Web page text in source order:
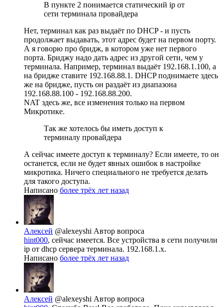
В пункте 2 понимается статический ip от
сети терминала провайдера
Нет, терминал как раз выдаёт по DHCP - и пусть
продолжает выдавать, этот адрес будет на первом порту.
А я говорю про бридж, в котором уже нет первого
порта. Бриджу надо дать адрес из другой сети, чем у
терминала. Например, терминал выдаёт 192.168.1.100, а
на бридже ставите 192.168.88.1. DHCP поднимаете здесь
же на бридже, пусть он раздаёт из диапазона
192.168.88.100 - 192.168.88.200.
NAT здесь же, все изменения только на первом
Микротике.
Так же хотелось бы иметь доступ к
терминалу провайдера
А сейчас имеете доступ к терминалу? Если имеете, то он
останется, если не будет явных ошибок в настройке
микротика. Ничего специального не требуется делать
для такого доступа.
Написано более трёх лет назад
Алексей @alexeyshi Автор вопроса
hint000, сейчас имеется. Все устройства в сети получили
ip от dhcp сервера терминала. 192.168.1.х.
Написано более трёх лет назад
Алексей @alexeyshi Автор вопроса